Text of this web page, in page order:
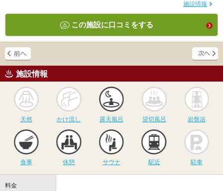
施設情報
この施設に口コミをする
施設情報
天然
かけ流し
かけ流し
露天風呂
露天風呂
貸切風呂
貸切風呂 岩盤浴
食事 休憩
サウナ
サウナ 駅近 駐車
料金